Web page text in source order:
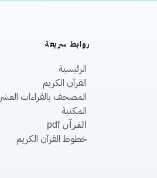
روابط سريعة
الرئيسية
القرآن الكريم
المصحف بالقراءات العشر
المكتبة
القرآن pdf
خطوط القرآن الكريم